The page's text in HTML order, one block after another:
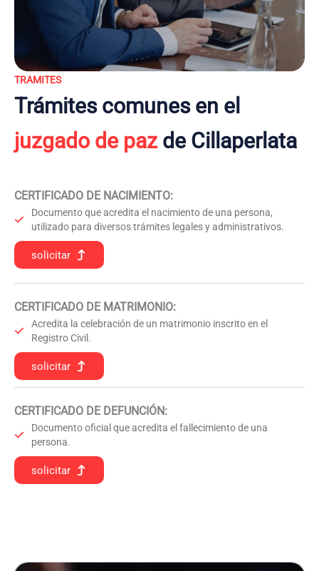
TRAMITES
Trámites comunes en el
juzgado de pazde Cillaperlata
CERTIFICADO DE NACIMIENTO:
Documento que acredita el nacimiento de una persona,
utilizado para diversos trámites legales y administrativos.
solicitar
CERTIFICADO DE MATRIMONIO:
Acredita la celebración de un matrimonio inscrito en el
Registro Civil.
solicitar
CERTIFICADO DE DEFUNCIÓN:
Documento oficial que acredita el fallecimiento de una
persona.
solicitar